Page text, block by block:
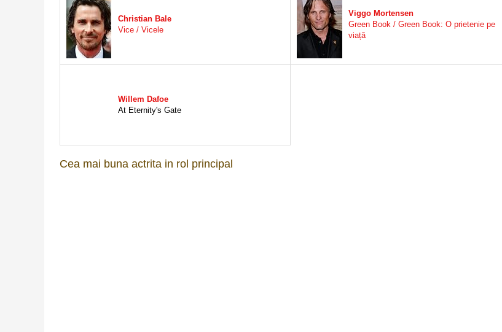
Christian Bale
Vice / Vicele
Viggo Mortensen
Green Book / Green Book: O prietenie pe
viață
Willem Dafoe
At Eternity's Gate
Cea mai buna actrita in rol principal